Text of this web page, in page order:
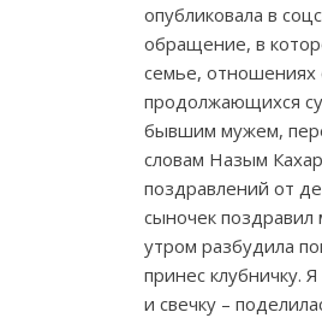
опубликовала в
обращение, в
семье, отношениях
продолжающихся
бывшим мужем,
словам Назым
поздравлений от
сыночек
утром разбудила
принес клубничку.
и свечку –